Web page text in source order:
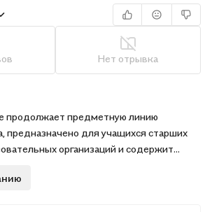
Нет отрывка
продолжает предметную линию
предназначено для учащихся старших
организаций и содержит
учебный материал по спортивным